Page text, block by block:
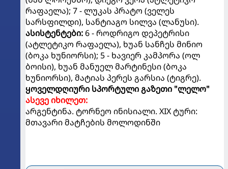
რაფაელა); 7 - ლუკას პრატო (ველეს
სარსფილდი), სანტიაგო სილვა (ლანუსი).
ასისტენტები:6 - როდრიგო დეპეტრისი
(ატლეტიკო რაფაელა), ხუან სანჩეს მინიო
(ბოკა ხუნიორსი); 5 - ხავიერ კამპორა (ოლ
ბოისი), ხუან მანუელ მარტინესი (ბოკა
ხუნიორსი), მატიას პერეს გარსია (ტიგრე).
ყოველდღიური სპორტული გაზეთი "ლელო"
ასევე იხილეთ:
არგენტინა. ტორნეო ინისიალი. XIX ტური:
მთავარი მატჩების მოლოდინში